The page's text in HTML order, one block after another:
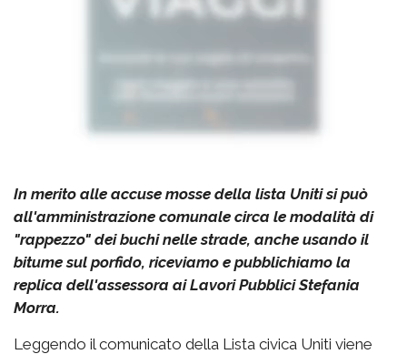
In merito alle accuse mosse della lista Uniti si può
all'amministrazione comunale circa le modalità di
"rappezzo" dei buchi nelle strade, anche usando il
bitume sul porfido, riceviamo e pubblichiamo la
replica dell'assessora ai Lavori Pubblici Stefania
Morra.
Leggendo il comunicato della Lista civica Uniti viene